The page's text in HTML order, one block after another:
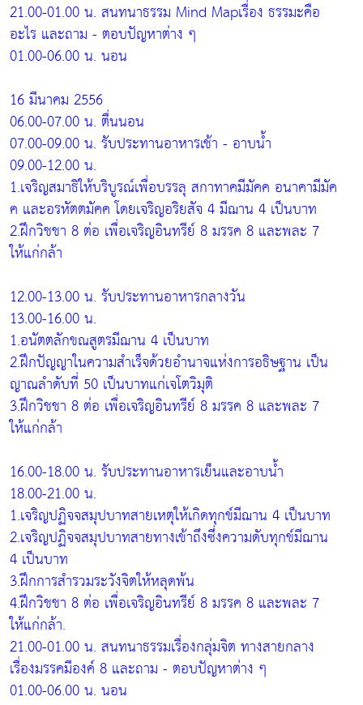
21.00-01.00 น. สนทนาธรรม Mind Mapเรื่อง ธรรมะคือ
อะไร และถาม - ตอบปัญหาต่าง ๆ
01.00-06.00 น. นอน
16 มีนาคม 2556
06.00-07.00 น. ตื่นนอน
07.00-09.00 น. รับประทานอาหารเช้า - อาบน้ำ
09.00-12.00 น.
1.เจริญสมาธิให้บริบูรณ์เพื่อบรรลุ สกาทาคมีมัคค อนาคามีมัค
ค และอรหัตตมัคค โดยเจริญอริยสัจ 4 มีฌาน 4 เป็นบาท
2.ฝึกวิชชา 8 ต่อ เพื่อเจริญอินทรีย์ 8 มรรค 8 และพละ 7
ให้แก่กล้า
12.00-13.00 น. รับประทานอาหารกลางวัน
13.00-16.00 น.
1.อนัตตลักขณสูตรมีฌาน 4 เป็นบาท
2.ฝึกปัญญาในความสำเร็จด้วยอำนาจแห่งการอธิษฐาน เป็น
ญาณลำดับที่ 50 เป็นบาทแก่เจโตวิมุติ
3.ฝึกวิชชา 8 ต่อ เพื่อเจริญอินทรีย์ 8 มรรค 8 และพละ 7
ให้แก่กล้า
16.00-18.00 น. รับประทานอาหารเย็นและอาบน้ำ
18.00-21.00 น.
1.เจริญปฏิจจสมุปบาทสายเหตุให้เกิดทุกข์มีฌาน 4 เป็นบาท
2.เจริญปฏิจจสมุปบาทสายทางเข้าถึงซึ่งความดับทุกข์มีฌาน
4 เป็นบาท
3.ฝึกการสำรวมระวังจิตให้หลุดพ้น
4.ฝึกวิชชา 8 ต่อ เพื่อเจริญอินทรีย์ 8 มรรค 8 และพละ 7
ให้แก่กล้า.
21.00-01.00 น. สนทนาธรรมเรื่องกลุ่มจิต ทางสายกลาง
เรื่องมรรคมีองค์ 8 และถาม - ตอบปัญหาต่าง ๆ
01.00-06.00 น. นอน